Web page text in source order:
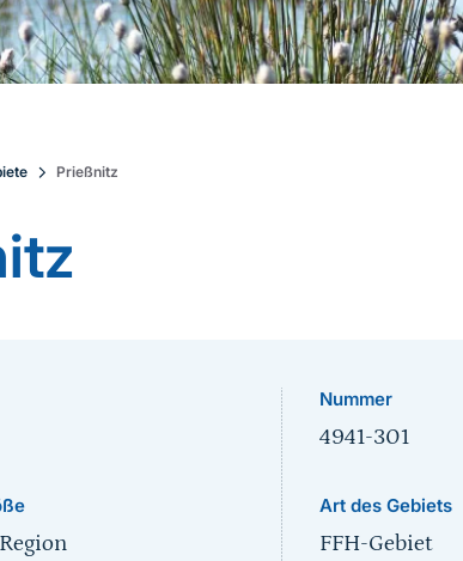
Prießnitz
Nummer
4941-301
Art des Gebiets
FFH-Gebiet